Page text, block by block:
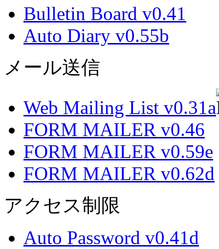
Bulletin Board v0.41
Auto Diary v0.55b
メール送信
Web Mailing List v0.31a
FORM MAILER v0.46
FORM MAILER v0.59e
FORM MAILER v0.62d
アクセス制限
Auto Password v0.41d